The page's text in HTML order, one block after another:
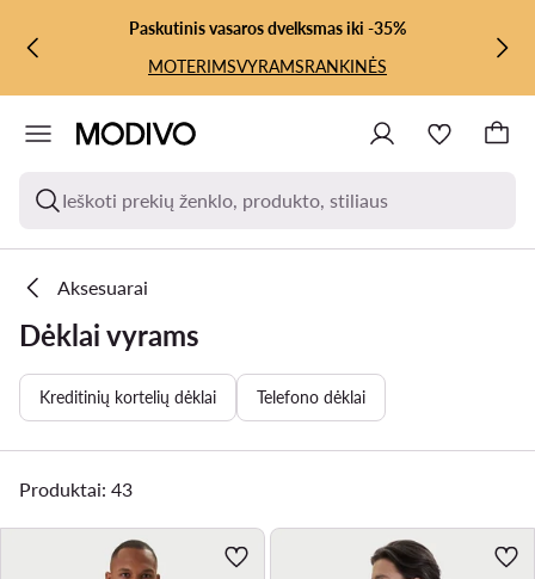
PEREITI PRIE PAGRINDINIO TURINIO
PEREITI Į PAIEŠKĄPaskutinis vasaros dvelksmas iki -35%
MOTERIMSVYRAMSRANKINĖS
Ieškoti prekių ženklo, produkto, stiliaus
Aksesuarai
Dėklai vyrams
Kreditinių kortelių dėklai Telefono dėklai
Produktai: 43